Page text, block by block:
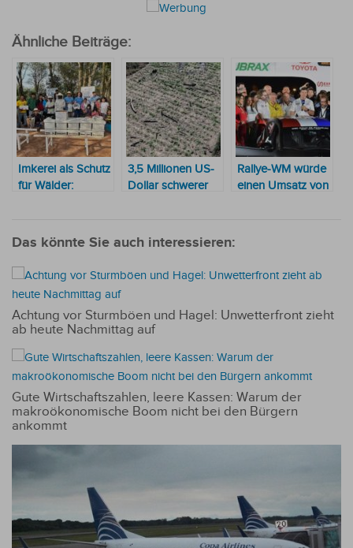
Ähnliche Beiträge:
Imkerei als Schutz
für Wälder:
in Tavaí erhält
3,5 Millionen US-
Dollar schwerer
indigener
Rallye-WM würde
einen Umsatz von
Das könnte Sie auch interessieren:
Achtung vor Sturmböen und Hagel: Unwetterfront zieht
ab heute Nachmittag auf
Gute Wirtschaftszahlen, leere Kassen: Warum der
makroökonomische Boom nicht bei den Bürgern
ankommt